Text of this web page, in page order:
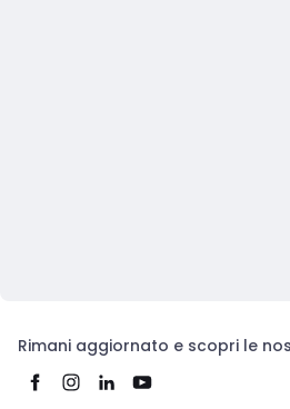
Rimani aggiornato e scopri le